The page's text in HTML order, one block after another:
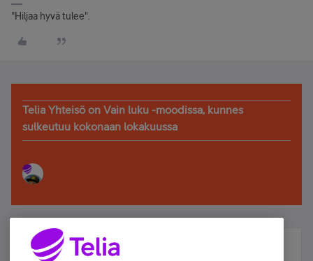
"Hiljaa hyvä tulee".
Telia Yhteisö on Vain luku -moodissa, kunnes
sulkeutuu kokonaan lokakuussa
Älä jää paitsi – osallistu ja voita!